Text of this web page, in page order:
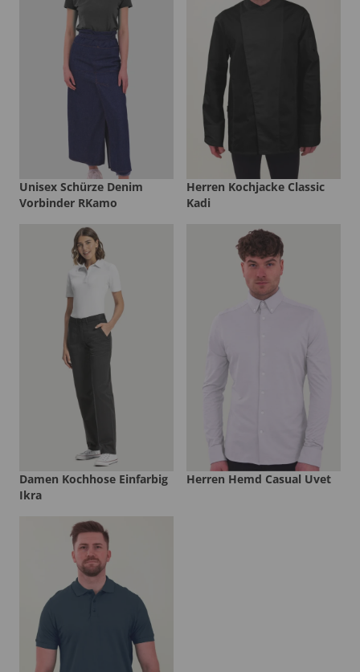
Unisex Schürze Denim
Vorbinder RKamo
Herren Kochjacke Classic
Kadi
Damen Kochhose Einfarbig
Ikra
Herren Hemd Casual Uvet